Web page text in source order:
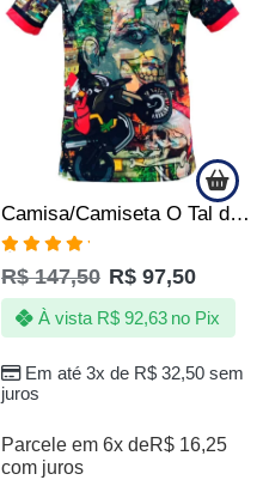
Camisa/Camiseta O Tal do Natal – Quebrada
Avaliação
5.00de 5
R$147,50 R$ 97,50
Em até 3x de R$32,50sem
juros
À vista R$92,63 no Pix
Parcele em 6x deR$ 16,25
com juros